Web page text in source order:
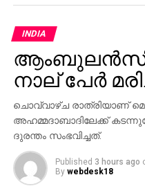
ആശങ്കകളെ
ആത്മവിശ്വാസം,
സ്വത്വത്തോടും ഉള്ള
ആഹ്വാനം ചെയ്തു.
നിയമവിരുദ്ധമായ
കുട്ടികളുടെ മാനദണ്ഡം
ജനസംഖ്യാ നയത്തിന്റെ
മതപരിവര്‍ത്തനങ്ങളെ
തുടങ്ങിയ
INDIA
ആംബുലന്‍സിന്
നാല് പേര്‍
ചൊവ്വാഴ്ച രാത്രിയാണ്
അഹമ്മദാബാദിലേക്ക്
ദുരന്തം സംഭവിച്ചത്.
Published 3 hours ago
By webdesk18